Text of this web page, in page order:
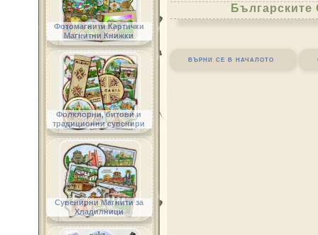
върни се в началото
Фотомагнити Картички
Магнитни Книжки
Фолклорни, битови и
традиционни сувенири
Сувенирни Магнити за
Хладилници